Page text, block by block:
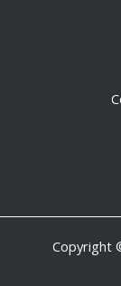
Copyright